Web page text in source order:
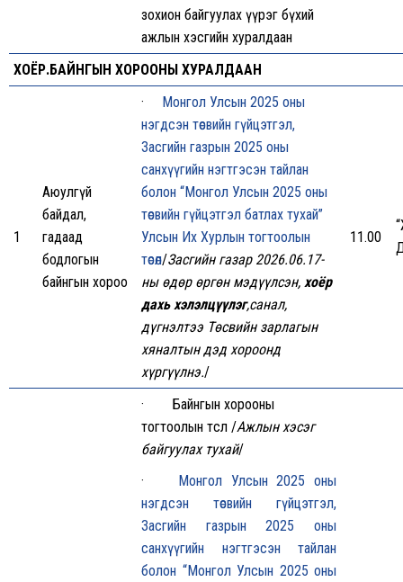
зохион байгуулах үүрэг бүхий
ажлын хэсгийн хуралдаан
ХОЁР.БАЙНГЫН ХОРООНЫ ХУРАЛДААН
1
Аюулгүй
байдал,
гадаад
бодлогын
байнгын хороо
· Монгол Улсын 2025 оны
нэгдсэн төсвийн гүйцэтгэл,
Засгийн газрын 2025 оны
санхүүгийн нэгтгэсэн тайлан
болон “Монгол Улсын 2025 оны
төсвийн гүйцэтгэл батлах тухай”
Улсын Их Хурлын тогтоолын
төсөл/Засгийн газар 2026.06.17-
ны өдөр өргөн мэдүүлсэн, хоёр
дахь хэлэлцүүлэг,санал,
дүгнэлтээ Төсвийн зарлагын
хяналтын дэд хороонд
хүргүүлнэ./
11.00
· Байнгын хорооны
тогтоолын төсөл /Ажлын хэсэг
байгуулах тухай/
· Монгол Улсын 2025 оны
нэгдсэн төсвийн гүйцэтгэл,
Засгийн газрын 2025 оны
санхүүгийн нэгтгэсэн тайлан
болон “Монгол Улсын 2025 оны